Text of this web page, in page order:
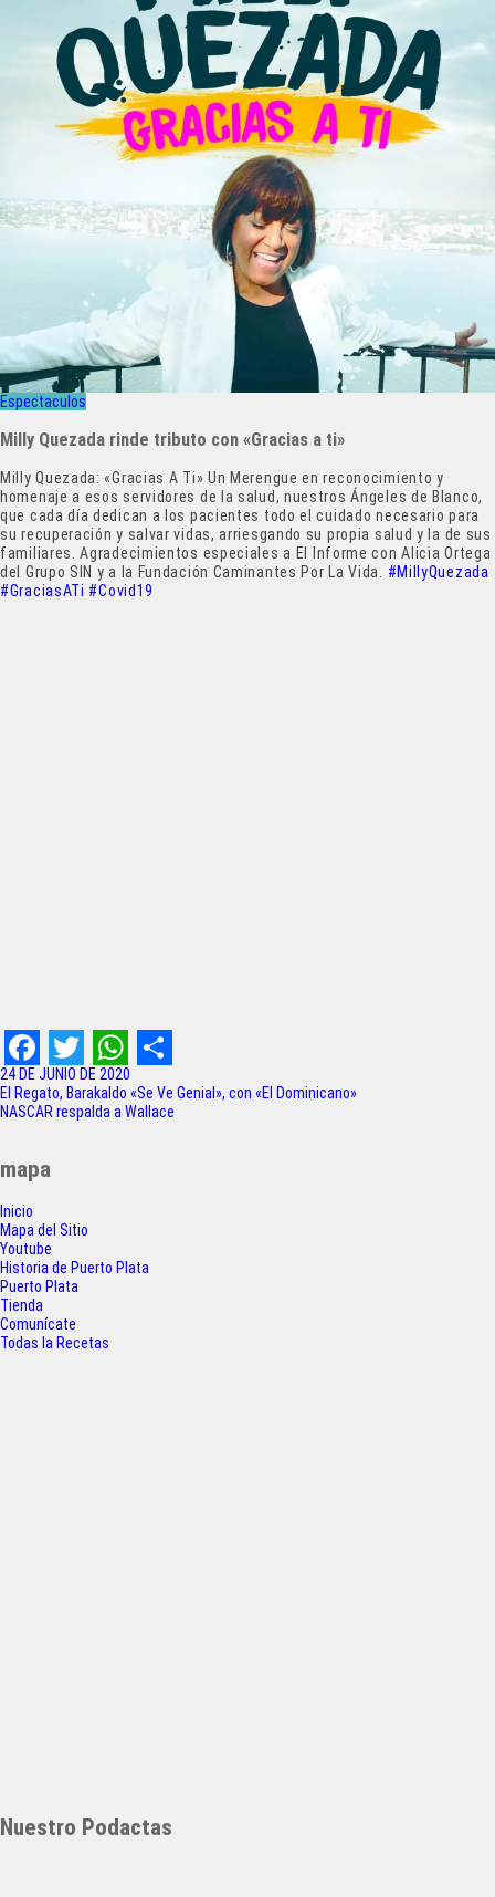
Espectaculos
Milly Quezada rinde tributo con «Gracias a ti»
Milly Quezada: «Gracias A Ti» Un Merengue en reconocimiento y
homenaje a esos servidores de la salud, nuestros Ángeles de Blanco,
que cada día dedican a los pacientes todo el cuidado necesario para
su recuperación y salvar vidas, arriesgando su propia salud y la de sus
familiares. Agradecimientos especiales a El Informe con Alicia Ortega
del Grupo SIN y a la Fundación Caminantes Por La Vida. #MillyQuezada
#GraciasATi #Covid19
F
a
c
e
b
o
o
k
T
w
t
t
e
r
W
h
A
p
S
h
24 DE JUNIO DE 2020
Navegación
de
El Regato, Barakaldo «Se Ve Genial», con «El Dominicano»
NASCAR respalda a Wallace
mapa
Inicio
Mapa del Sitio
Youtube
Historia de Puerto Plata
Puerto Plata
Tienda
Comunícate
Todas la Recetas
Nuestro Podactas